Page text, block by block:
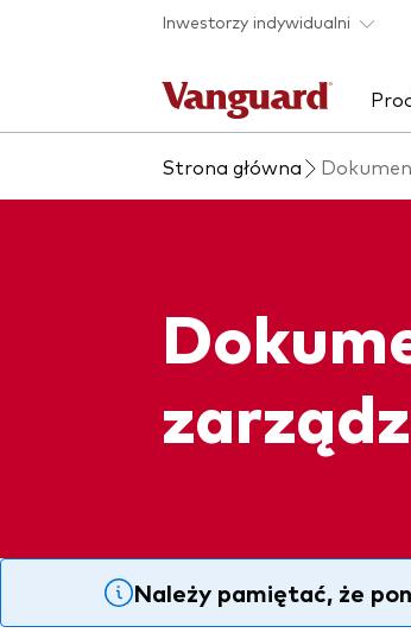
Skip to main content
Inwestorzy indywidualni
Zobacz wszystkie
produkty ETF
Zapobieganie
oszustwom
Strona główna
Należy pamiętać, że